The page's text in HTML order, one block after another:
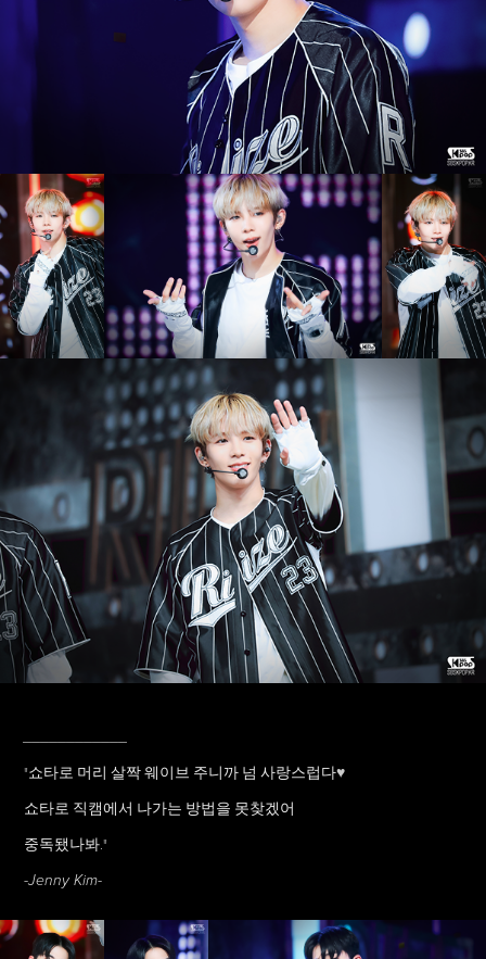
"쇼타로 머리 살짝 웨이브 주니까 넘 사랑스럽다♥
쇼타로 직캠에서 나가는 방법을 못찾겠어
중독됐나봐."
-Jenny Kim-